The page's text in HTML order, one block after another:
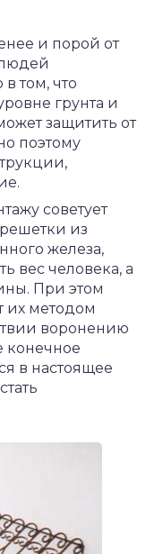
и порой от
людей
том, что
грунта и
защитить от
поэтому
советует
из
железа,
вес человека, а
При этом
их методом
воронению
конечное
в настоящее